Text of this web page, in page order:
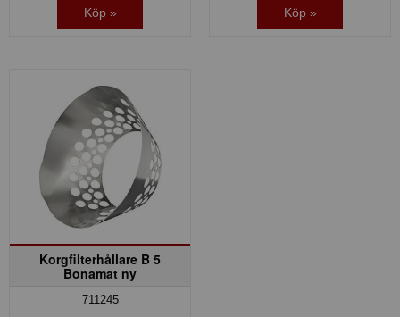
Köp » Köp »
Korgfilterhållare B 5
Bonamat ny
711245